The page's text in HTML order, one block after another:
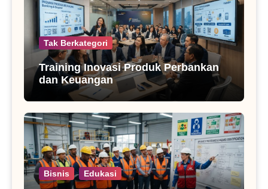
Tak Berkategori
Training Inovasi Produk Perbankan
dan Keuangan
Bisnis Edukasi